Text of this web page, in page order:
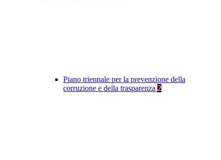
Piano triennale per la prevenzione della
corruzione e della trasparenza 2